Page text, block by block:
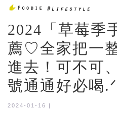
2024「草莓季
薦♡全家把一
進去！可不可
號通通好必喝
2024-01-16 |